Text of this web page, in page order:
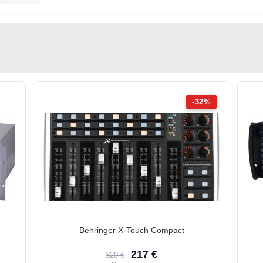
-32%
Behringer X-Touch Compact
320 € 217 €